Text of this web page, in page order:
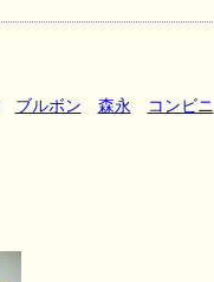
ブルボン 森永 コンビニ